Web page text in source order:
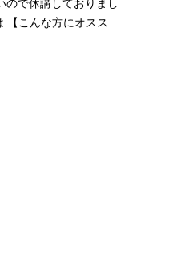
ので休講しておりまし
こんな方にオスス